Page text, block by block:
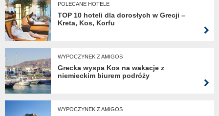
POLECANE HOTELE
TOP 10 hoteli dla dorosłych w Grecji –
Kreta, Kos, Korfu
WYPOCZYNEK Z AMIGOS
Grecka wyspa Kos na wakacje z
niemieckim biurem podróży
WYPOCZYNEK Z AMIGOS